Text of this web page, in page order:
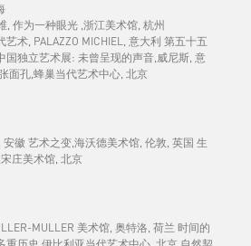
, 作为一种眼光 ,浙江美术馆, 杭州
术, PALAZZO MICHIEL, 意大利 第五十五
国独立艺术展: 未曾呈现的声音,威尼斯, 意
面孔,蜂巢当代艺术中心, 北京
徽 艺术之变,海沃德美术馆, 伦敦, 英国 生
庄美术馆, 北京
MULLER 美术馆, 奥特洛, 荷兰 时间的